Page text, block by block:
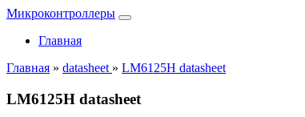
Микроконтроллеры
Главная
Главная » datasheet » LM6125H datasheet
LM6125H datasheet